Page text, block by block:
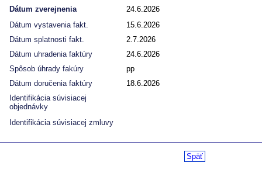
Dátum zverejnenia
24.6.2026
Dátum vystavenia fakt.
15.6.2026
Dátum splatnosti fakt.
2.7.2026
Dátum uhradenia faktúry
24.6.2026
Spôsob úhrady fakúry
pp
Dátum doručenia faktúry
18.6.2026
Identifikácia súvisiacej
objednávky
Identifikácia súvisiacej zmluvy
Späť